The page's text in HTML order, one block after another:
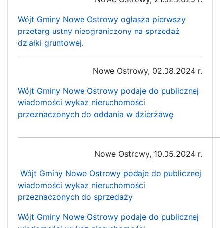
Wójt Gminy Nowe Ostrowy ogłasza pierwszy
przetarg ustny nieograniczony na sprzedaż
działki gruntowej.
Nowe Ostrowy, 02.08.2024 r.
Wójt Gminy Nowe Ostrowy podaje do publicznej
wiadomości wykaz nieruchomości
przeznaczonych do oddania w dzierżawę
Nowe Ostrowy, 10.05.2024 r.
Wójt Gminy Nowe Ostrowy podaje do publicznej
wiadomości wykaz nieruchomości
przeznaczonych do sprzedaży
Wójt Gminy Nowe Ostrowy podaje do publicznej